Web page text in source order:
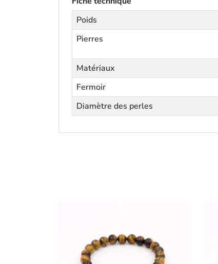
Poids
Pierres
Matériaux
Fermoir
Diamètre des perles